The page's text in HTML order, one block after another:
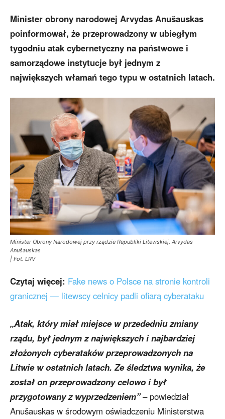
Minister obrony narodowej Arvydas Anušauskas
poinformował, że przeprowadzony w ubiegłym
tygodniu atak cybernetyczny na państwowe i
samorządowe instytucje był jednym z
największych włamań tego typu w ostatnich latach.
Minister Obrony Narodowej przy rządzie Republiki Litewskiej, Arvydas
Anušauskas
| Fot. LRV
Czytaj więcej: Fake news o Polsce na stronie kontroli
granicznej — litewscy celnicy padli ofiarą cyberataku
„Atak, który miał miejsce w przededniu zmiany
rządu, był jednym z największych i najbardziej
złożonych cyberataków przeprowadzonych na
Litwie w ostatnich latach. Ze śledztwa wynika, że
został on przeprowadzony celowo i był
przygotowany z wyprzedzeniem”– powiedział
Anušauskas w środowym oświadczeniu Ministerstwa